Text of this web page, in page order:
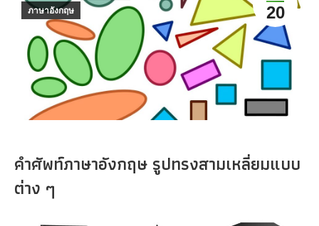
20
ภาษาอังกฤษ
คำศัพท์ภาษาอังกฤษ รูปทรงสามเหลี่ยมแบบ
ต่าง ๆ